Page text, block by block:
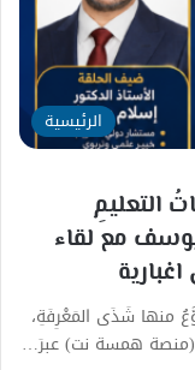
الرئيسية
التعليمِ
مع لقاء
منها شَذَى المَعْرِفَةِ،
(منصة همسة نت) عبرَ…